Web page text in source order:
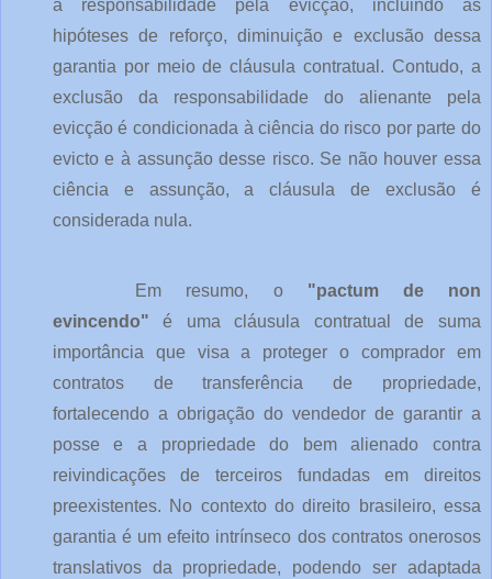
à responsabilidade pela evicção, incluindo as
hipóteses de reforço, diminuição e exclusão dessa
garantia por meio de cláusula contratual. Contudo, a
exclusão da responsabilidade do alienante pela
evicção é condicionada à ciência do risco por parte do
evicto e à assunção desse risco. Se não houver essa
ciência e assunção, a cláusula de exclusão é
considerada nula.
Em resumo, o "pactum de non
evincendo" é uma cláusula contratual de suma
importância que visa a proteger o comprador em
contratos de transferência de propriedade,
fortalecendo a obrigação do vendedor de garantir a
posse e a propriedade do bem alienado contra
reivindicações de terceiros fundadas em direitos
preexistentes. No contexto do direito brasileiro, essa
garantia é um efeito intrínseco dos contratos onerosos
translativos da propriedade, podendo ser adaptada